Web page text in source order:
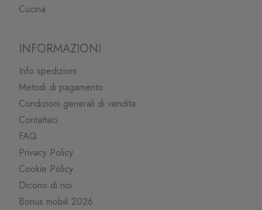
Cucina
INFORMAZIONI
Info spedizioni
Metodi di pagamento
Condizioni generali di vendita
Contattaci
FAQ
Privacy Policy
Cookie Policy
Dicono di noi
Bonus mobili 2026